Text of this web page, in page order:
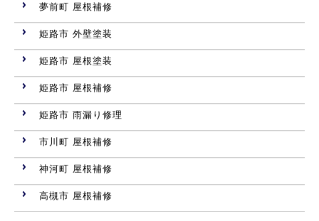
夢前町 屋根補修
姫路市 外壁塗装
姫路市 屋根塗装
姫路市 屋根補修
姫路市 雨漏り修理
市川町 屋根補修
神河町 屋根補修
高槻市 屋根補修